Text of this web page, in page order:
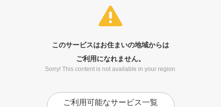
このサービスはお住まいの地域からは
ご利用になれません。
Sorry! This content is not available in your region.
ご利用可能なサービス一覧